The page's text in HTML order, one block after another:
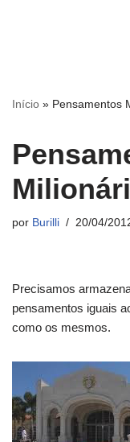
Início » Pensamentos
por Burilli 20/04/
Precisamos
pensamentos iguais
como os mesmos.